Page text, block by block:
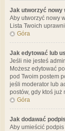
Jak utworzyć nowy
Aby utworzyć nowy
Lista Twoich
Góra
Jak edytować lub
Jeśli nie jesteś
Możesz edytować
pod Twoim postem
jeśli moderator lub
postów, gdy ktoś już
Góra
Jak dodawać
Aby umieścić